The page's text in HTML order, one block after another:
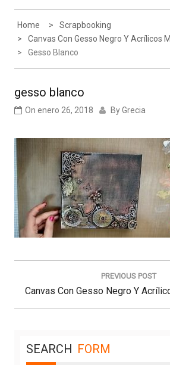
Home
Scrapbooking
Canvas Con Gesso Negro Y Acrílicos
Gesso Blanco
gesso blanco
On enero 26, 2018 ByGrecia
Navegación
PREVIOUS POST
Previous
Post:
Canvas Con Gesso Negro Y
SEARCH FORM